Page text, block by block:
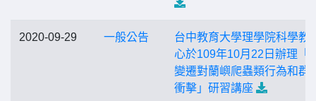
2020-09-29 一般公告
台中教育大學理學院科學教
心於109年10月22日辦理「
變遷對蘭嶼爬蟲類行為和群
衝擊」研習講座